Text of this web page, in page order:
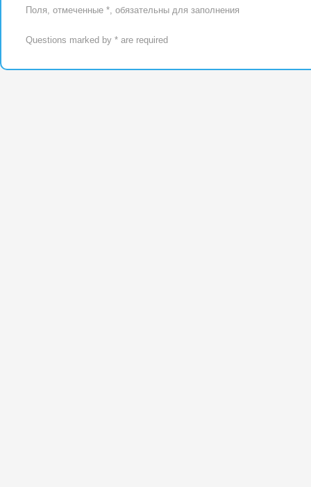
Поля, отмеченные *, обязательны для заполнения
Questions marked by * are required